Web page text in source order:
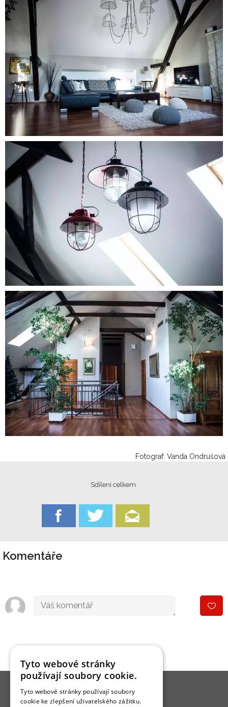
Fotograf: Vanda Ondrušová
Sdílení celkem
Komentáře
Tyto webové stránky
používají soubory cookie.
Tyto webové stránky používají soubory
cookie ke zlepšení uživatelského zážitku.